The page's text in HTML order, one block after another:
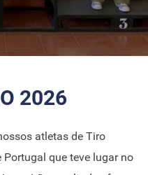
2026
atletas de Tiro
que teve lugar no